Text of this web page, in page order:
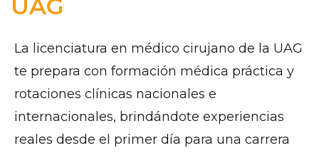
UAG
La licenciatura en médico cirujano de la UAG
te prepara con formación médica práctica y
rotaciones clínicas nacionales e
internacionales, brindándote experiencias
reales desde el primer día para una carrera